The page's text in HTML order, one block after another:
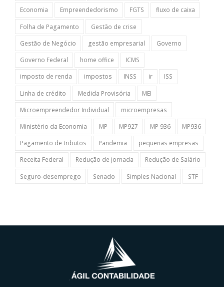
Economia
Empreendedorismo FGTS
fluxo de caixa
Folha de Pagamento
Gestão de crise
Gestão de Negócio
gestão empresarial
Governo
Governo Federal
home office
ICMS
imposto de renda
impostos INSS ir
ISS
Linha de crédito
Medida Provisória
MEI
Microempreendedor Individual
microempresas
Ministério da Economia
MP MP927 MP 936
MP936
Pagamento de tributos
Pandemia
pequenas empresas
Receita Federal
Redução de jornada
Redução de Salário
Seguro-desemprego
Senado Simples Nacional STF